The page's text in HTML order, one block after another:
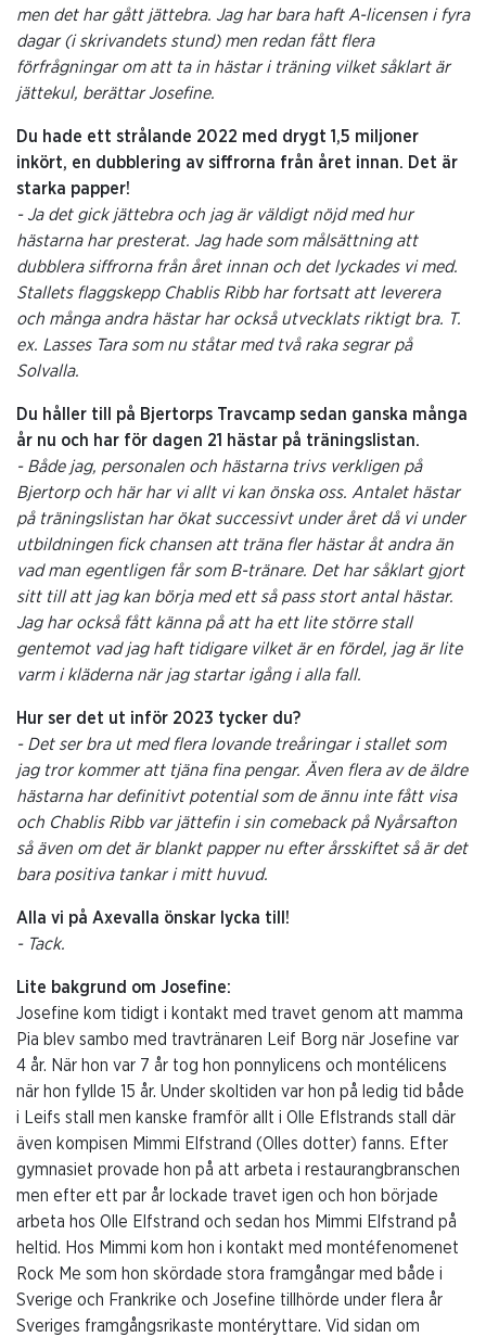
men det har gått jättebra. Jag har bara haft A-licensen i fyra
dagar (i skrivandets stund) men redan fått flera
förfrågningar om att ta in hästar i träning vilket såklart är
jättekul, berättar Josefine.
Du hade ett strålande 2022 med drygt 1,5 miljoner
inkört, en dubblering av siffrorna från året innan. Det är
starka papper!
- Ja det gick jättebra och jag är väldigt nöjd med hur
hästarna har presterat. Jag hade som målsättning att
dubblera siffrorna från året innan och det lyckades vi med.
Stallets flaggskepp Chablis Ribb har fortsatt att leverera
och många andra hästar har också utvecklats riktigt bra. T.
ex. Lasses Tara som nu ståtar med två raka segrar på
Solvalla.
Du håller till på Bjertorps Travcamp sedan ganska många
år nu och har för dagen 21 hästar på träningslistan.
- Både jag, personalen och hästarna trivs verkligen på
Bjertorp och här har vi allt vi kan önska oss. Antalet hästar
på träningslistan har ökat successivt under året då vi under
utbildningen fick chansen att träna fler hästar åt andra än
vad man egentligen får som B-tränare. Det har såklart gjort
sitt till att jag kan börja med ett så pass stort antal hästar.
Jag har också fått känna på att ha ett lite större stall
gentemot vad jag haft tidigare vilket är en fördel, jag är lite
varm i kläderna när jag startar igång i alla fall.
Hur ser det ut inför 2023 tycker du?
- Det ser bra ut med flera lovande treåringar i stallet som
jag tror kommer att tjäna fina pengar. Även flera av de äldre
hästarna har definitivt potential som de ännu inte fått visa
och Chablis Ribb var jättefin i sin comeback på Nyårsafton
så även om det är blankt papper nu efter årsskiftet så är det
bara positiva tankar i mitt huvud.
Alla vi på Axevalla önskar lycka till!
- Tack.
Lite bakgrund om Josefine:
Josefine kom tidigt i kontakt med travet genom att mamma
Pia blev sambo med travtränaren Leif Borg när Josefine var
4 år. När hon var 7 år tog hon ponnylicens och montélicens
när hon fyllde 15 år. Under skoltiden var hon på ledig tid både
i Leifs stall men kanske framför allt i Olle Eflstrands stall där
även kompisen Mimmi Elfstrand (Olles dotter) fanns. Efter
gymnasiet provade hon på att arbeta i restaurangbranschen
men efter ett par år lockade travet igen och hon började
arbeta hos Olle Elfstrand och sedan hos Mimmi Elfstrand på
heltid. Hos Mimmi kom hon i kontakt med montéfenomenet
Rock Me som hon skördade stora framgångar med både i
Sverige och Frankrike och Josefine tillhörde under flera år
Sveriges framgångsrikaste montéryttare. Vid sidan om